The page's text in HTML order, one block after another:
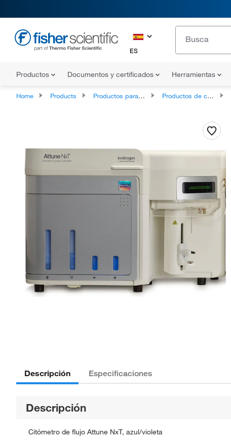
ES
Productos Documentos y certificados Herramientas
Home Products Productos para análisis celular Productos de citometría de flujo
Descripción Especificaciones
Descripción
Citómetro de flujo Attune NxT, azul/violeta